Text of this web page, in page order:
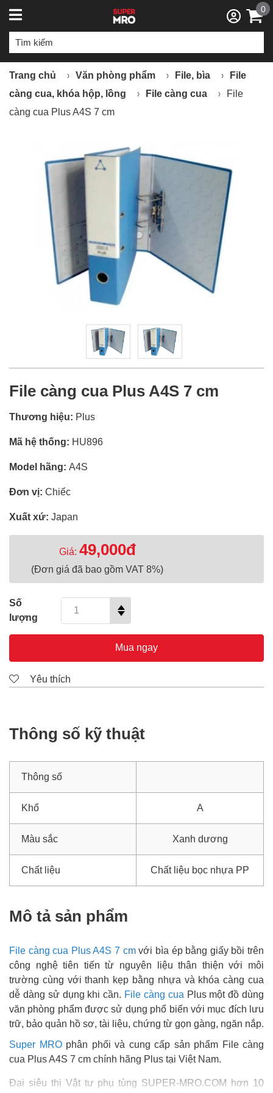
0
Trang chủ Văn phòng phẩm File, bìa
File
càng cua, khóa hộp, lồng
File càng cua
File
càng cua Plus A4S 7 cm
File càng cua Plus A4S 7 cm
Thương hiệu: Plus
Mã hệ thống: HU896
Model hãng: A4S
Đơn vị: Chiếc
Xuất xứ: Japan
Giá: 49,000đ
(Đơn giá đã bao gồm VAT 8%)
Số
lượng
Mua ngay
Yêu thích
Thông số kỹ thuật
Thông số
Khổ A
Màu sắc Xanh dương
Chất liệu Chất liệu bọc nhựa PP
Mô tả sản phẩm
File càng cua Plus A4S 7 cmvới bìa ép bằng giấy bồi trên
công nghệ tiên tiến từ nguyên liệu thân thiện với môi
trường cùng với thanh kẹp bằng nhựa và khóa càng cua
dễ dàng sử dụng khi cần. File càng cua Plus một đồ dùng
văn phòng phẩm được sử dụng phổ biến với mục đích lưu
trữ, bảo quản hồ sơ, tài liệu, chứng từ gọn gàng, ngăn nắp.
Super MROphân phối và cung cấp sản phẩm File càng
cua Plus A4S 7 cm chính hãng Plus tại Việt Nam.
Đại siêu thị Vật tư phụ tùng SUPER-MRO.COM hơn 10